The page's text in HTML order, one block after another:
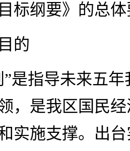
标纲要》的总
的
”是指导未来五
，是我区国民
实施支撑。出